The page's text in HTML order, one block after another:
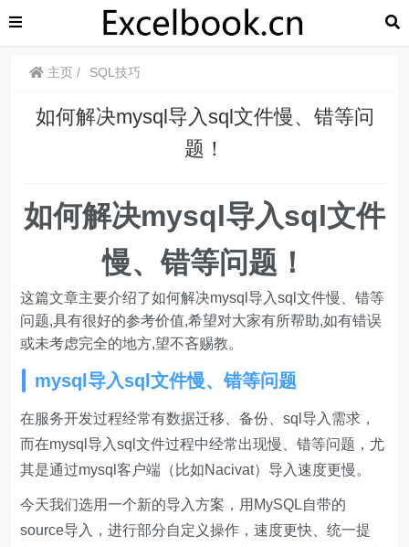
主页 SQL技巧
如何解决mysql导入sql文件慢、错等问
题！
如何解决mysql导入sql文件
慢、错等问题！
这篇文章主要介绍了如何解决mysql导入sql文件慢、错等
问题,具有很好的参考价值,希望对大家有所帮助,如有错误
或未考虑完全的地方,望不吝赐教。
mysql导入sql文件慢、错等问题
在服务开发过程经常有数据迁移、备份、sql导入需求，
而在mysql导入sql文件过程中经常出现慢、错等问题，尤
其是通过mysql客户端（比如Nacivat）导入速度更慢。
今天我们选用一个新的导入方案，用MySQL自带的
source导入，进行部分自定义操作，速度更快、统一提